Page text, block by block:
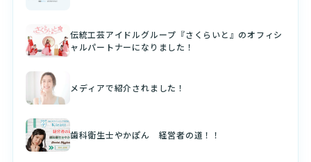
伝統工芸アイドルグループ『さくらいと』のオフィシ
ャルパートナーになりました！
メディアで紹介されました！
歯科衛生士やかぽん 経営者の道！！